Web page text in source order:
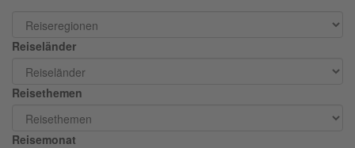
Reiseländer
Reisethemen
Reisemonat